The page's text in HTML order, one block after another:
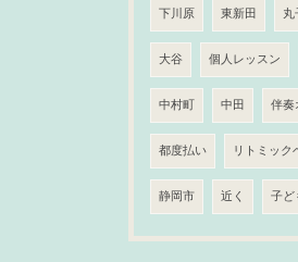
下川原 東新田 丸
大谷 個人レッスン
中村町 中田 伴奏
都度払い リトミック
静岡市 近く 子ど